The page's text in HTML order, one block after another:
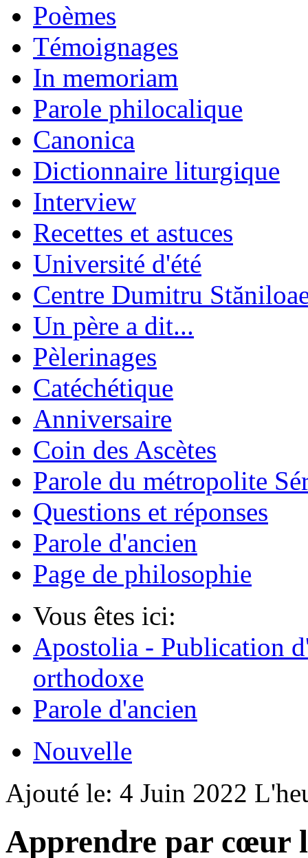
Poèmes
Témoignages
In memoriam
Parole philocalique
Canonica
Dictionnaire liturgique
Interview
Recettes et astuces
Université d'été
Centre Dumitru
Un père a dit...
Pèlerinages
Catéchétique
Anniversaire
Coin des Ascètes
Parole du métropolite
Questions et réponses
Parole d'ancien
Page de philosophie
Vous êtes ici:
Apostolia - Publication
orthodoxe
Parole d'ancien
Nouvelle
Ajouté le: 4 Juin 2022
Apprendre par cœur